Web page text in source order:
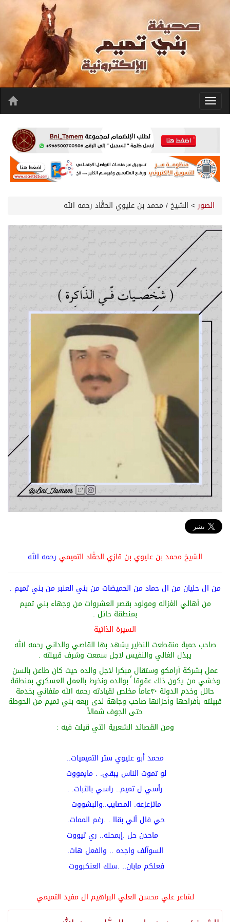
الصور> الشيخ / محمد بن عليوي الحمّٰاد رحمه الله
الشيخ محمد بن عليوي بن قازي الحمّٰاد التميمي رحمه الله
من ال حليان من ال حماد من الحميضات من بني العنبر من بني تميم .
من أهالي الغزاله ومولود بقصر العشروات من وجهاء بني تميم
بمنطقة حائل .
السيرة الذاتية
صاحب حمية منقطعت النظير يشهد بها القاصي والداني رحمه الله
يبذل الغالي والنفيس لاجل سمعت وشرف قبيلته .
عمل بشركة أرامكو وستقال مبكرا لاجل والده حيث كان طاعن بالسن
وخشي من يكون ذلك عقوقا ً بوالده ونخرط بالعمل العسكري بمنطقة
حائل وخدم الدولة ٣٠عاماً مخلص لقيادته رحمه الله متفاني بخدمة
قبيلته بأفراحها وأحزانها صاحب وجاهة لدى ربعه بني تميم من الحوطة
حتى الجوف شمالاً
ومن القصائد الشعرية التي قيلت فيه :
محمد أبو عليوي ستر التميميات..
لو تموت الناس يبقى. . مايمووت
رأسي ل تميم.. راسي بالثبات. .
ماتزعزعه. المصايب..والبشووت
حي فال ألي بقاا . .رغم الممات.
ماحدن حل .إبمحله.. ري تيووت
السوآلف واجده .. والفعل هات.
فعلكم مابان.. .سلك العنكبووت
لشاعر علي محسن العلي البراهيم ال مفيد التميمي